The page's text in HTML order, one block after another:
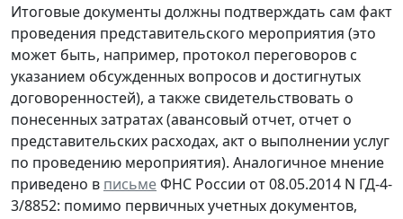
Итоговые документы должны подтверждать сам факт
проведения представительского мероприятия (это
может быть, например, протокол переговоров с
указанием обсужденных вопросов и достигнутых
договоренностей), а также свидетельствовать о
понесенных затратах (авансовый отчет, отчет о
представительских расходах, акт о выполнении услуг
по проведению мероприятия). Аналогичное мнение
приведено в письмеФНС России от 08.05.2014 N ГД-4-
3/8852: помимо первичных учетных документов,